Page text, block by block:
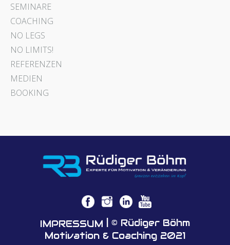
SEMINARE
COACHING
NO LEGS
NO LIMITS!
REFERENZEN
MEDIEN
BOOKING
IMPRESSUM | © Rüdiger Böhm
Motivation & Coaching 2021